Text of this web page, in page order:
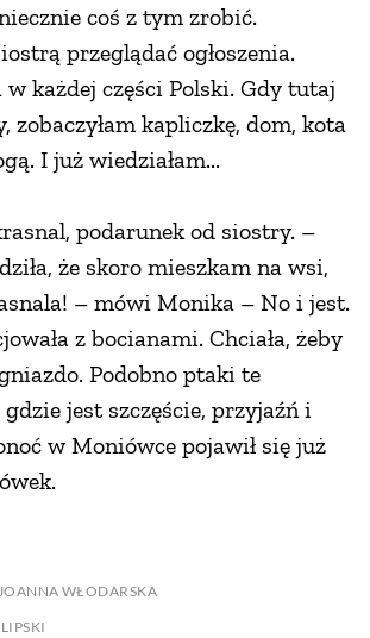
coś z tym zrobić.
przeglądać ogłoszenia.
w każdej części Polski. Gdy tutaj
zobaczyłam kapliczkę, dom, kota
I już wiedziałam...
podarunek od siostry. –
że skoro mieszkam na wsi,
– mówi Monika – No i jest.
z bocianami. Chciała, żeby
Podobno ptaki te
jest szczęście, przyjaźń i
w Moniówce pojawił się już
WŁODARSKA